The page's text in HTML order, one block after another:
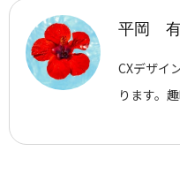
平岡
CXデザイ
ります。